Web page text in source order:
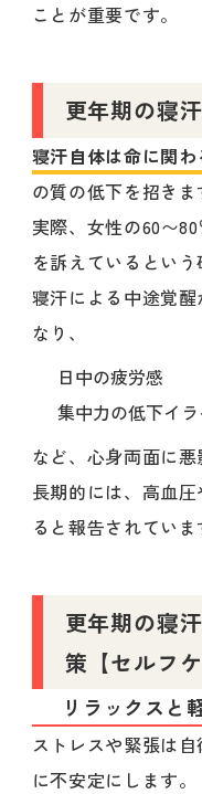
ことが重要です。
更年期の寝
寝汗自体は命に関
の質の低下を招きま
実際、女性の60〜
を訴えているという
寝汗による中途覚
なり、
日中の疲労感
集中力の低下イ
など、心身両面に悪
長期的には、高血
ると報告されていま
更年期の寝
策【セルフケ
リラックスと
ストレスや緊張は
に不安定にします。